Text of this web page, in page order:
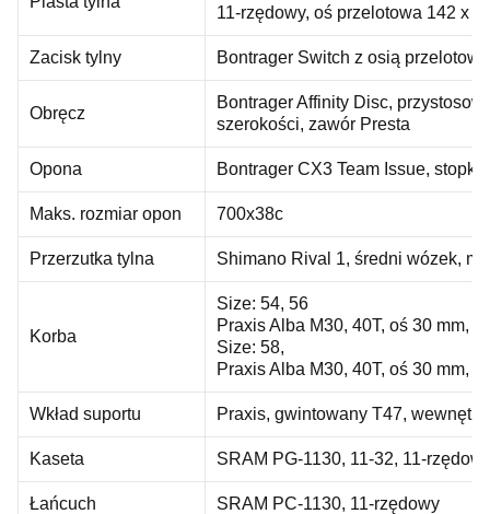
11-rzędowy, oś przelotowa 142 x
Zacisk tylny Bontrager Switch z osią
Obręcz
Bontrager Affinity Disc,
szerokości, zawór Presta
Opona Bontrager CX3 Team Issue,
Maks. rozmiar opon 700x38c
Przerzutka tylna Shimano Rival 1, średni wózek,
Korba
Size: 54, 56
Praxis Alba M30, 40T, oś 30 mm,
Size: 58,
Praxis Alba M30, 40T, oś 30 mm,
Wkład suportu Praxis, gwintowany T47,
Kaseta SRAM PG-1130, 11-32, 11-
Łańcuch SRAM PC-1130, 11-rzędowy